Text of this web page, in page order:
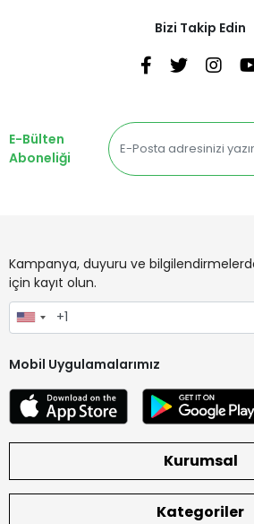
Bizi Takip Edin
E-Bülten
Aboneliği
Kampanya, duyuru ve
için kayıt olun.
Mobil Uygulamalarımız
Kurumsal
Kategoriler